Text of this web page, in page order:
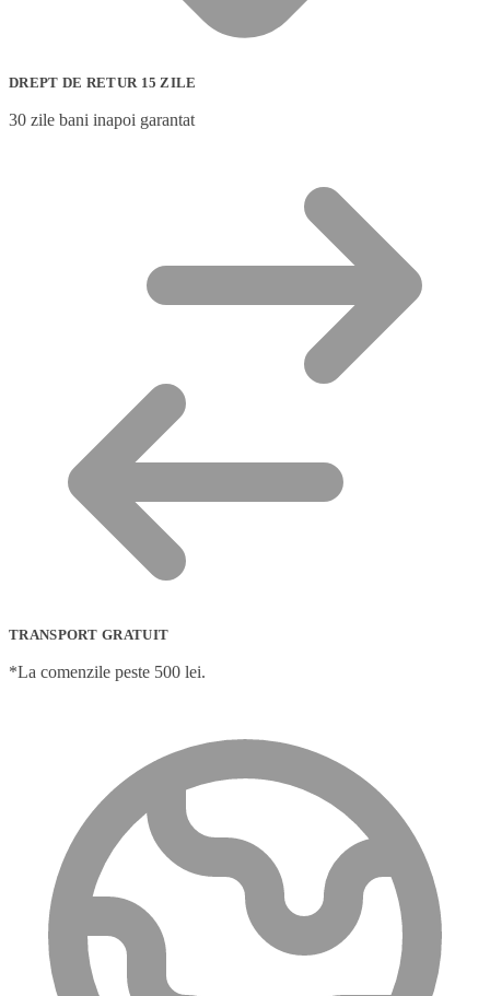
DREPT DE RETUR 15 ZILE
30 zile bani inapoi garantat
TRANSPORT GRATUIT
*La comenzile peste 500 lei.